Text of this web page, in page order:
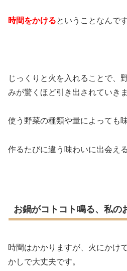
時間をかけるということなんです
じっくりと火を入れることで、
みが驚くほど引き出されていきま
使う野菜の種類や量によっても
作るたびに違う味わいに出会え
お鍋がコトコト鳴る、私の
時間はかかりますが、火にかけ
かしで大丈夫です。